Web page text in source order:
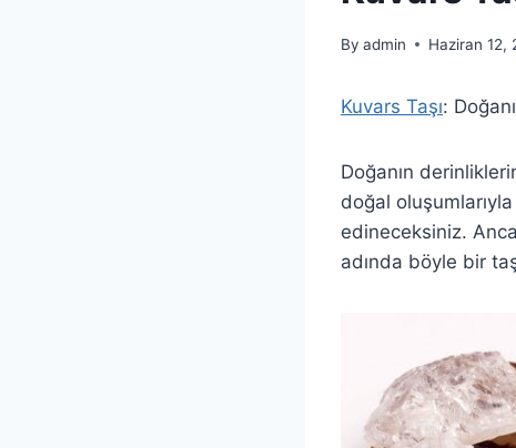
By admin Haziran 12,
Kuvars Taşı:
Doğanın
doğal
edineceksiniz.
adında böyle bir